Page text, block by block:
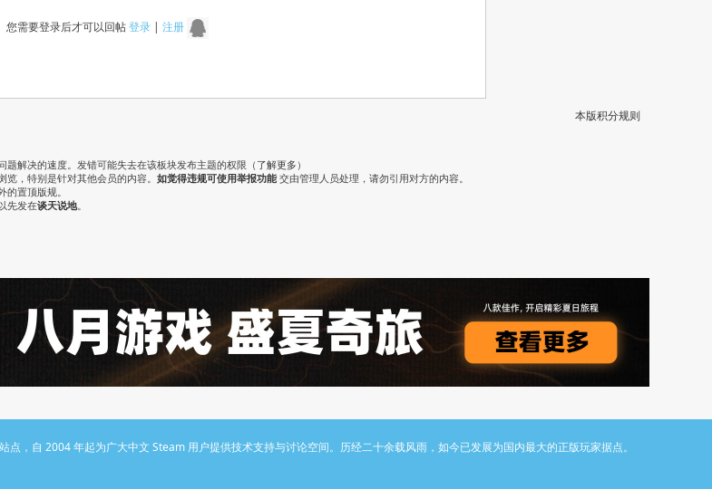
您需要登录后才可以回帖登录| 注册
本版积分规则
题解决的速度。发错可能失去在该板块发布主题的权限（ 了解更多 ）
，特别是针对其他会员的内容。 如觉得违规可使用举报功能 交由管理人员处理，请勿引用对方的内容。
的置顶版规。
先发在谈天说地。
，自 2004 年起为广大中文 Steam 用户提供技术支持与讨论空间。历经二十余载风雨，如今已发展为国内最大的正版玩家据点。